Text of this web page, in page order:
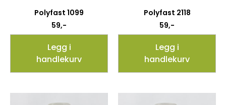
Polyfast 1099
59,-
Legg i
handlekurv
Polyfast 2118
59,-
Legg i
handlekurv